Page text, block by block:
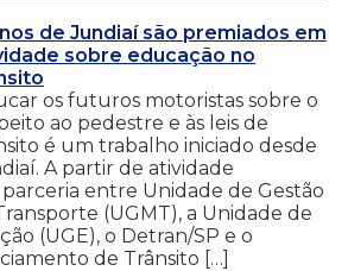
de Jundiaí são premiados em
sobre educação no
os futuros motoristas sobre o
ao pedestre e às leis de
é um trabalho iniciado desde
A partir de atividade
entre Unidade de Gestão
(UGMT), a Unidade de
(UGE), o Detran/SP e o
de Trânsito […]